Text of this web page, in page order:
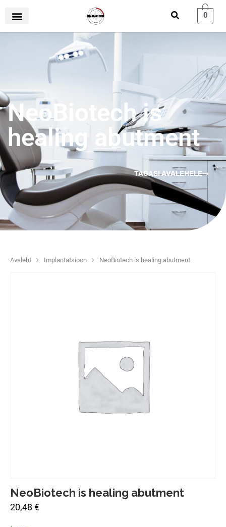
0
NeoBiotech is
healing abutment
TAGASI AVALEHELE
Avaleht Implantatsioon NeoBiotech is healing abutment
NeoBiotech is healing abutment
20,48 €